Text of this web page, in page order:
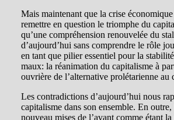
Mais maintenant que la crise
remettre en question le triomphe du
qu’une compréhension renouvelée du
d’aujourd’hui sans comprendre le rôle
en tant que pilier essentiel pour la
maux: la réanimation du capitalisme à
ouvrière de l’alternative prolétarienne au
Les contradictions d’aujourd’hui nous
capitalisme dans son ensemble. En
nouveau mises de l’avant comme étant